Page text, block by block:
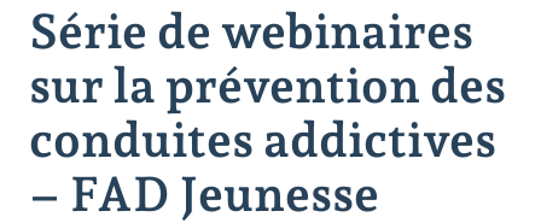
Série de webinaires
sur la prévention des
conduites addictives
– FAD Jeunesse